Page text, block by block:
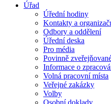
Úřad
Úřední hodiny
Kontakty a
Odbory a oddělení
Úřední deska
Pro média
Povinně
Informace o
Volná pracovní místa
Veřejné zakázky
Volby
Osobní doklady